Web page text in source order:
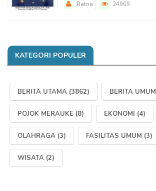
Ratna 24969
KATEGORI POPULER
BERITA UTAMA (3862) BERITA UMUM
POJOK MERAUKE (8) EKONOMI (4)
OLAHRAGA (3) FASILITAS UMUM (3)
WISATA (2)